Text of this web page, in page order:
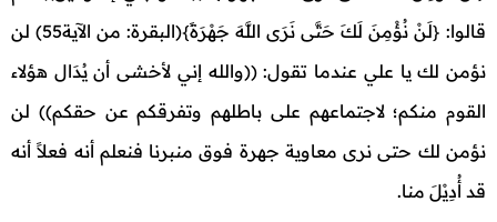
قالوا: {لَنْ نُؤْمِنَ لَكَ حَتَّى نَرَى اللَّهَ جَهْرَةً}(البقرة: من الآية55) لن
نؤمن لك يا علي عندما تقول: ((والله إني لأخشى أن يُدَال هؤلاء
القوم منكم؛ لاجتماعهم على باطلهم وتفرقكم عن حقكم)) لن
نؤمن لك حتى نرى معاوية جهرة فوق منبرنا فنعلم أنه فعلاً أنه
قد أُدِيْلَ منا.